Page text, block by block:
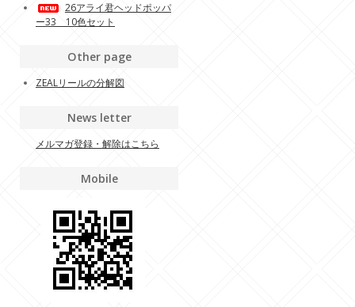
26アライ君ヘッドポッパ
ー33 10色セット
Other page
ZEALリールの分解図
News letter
メルマガ登録・解除はこちら
Mobile